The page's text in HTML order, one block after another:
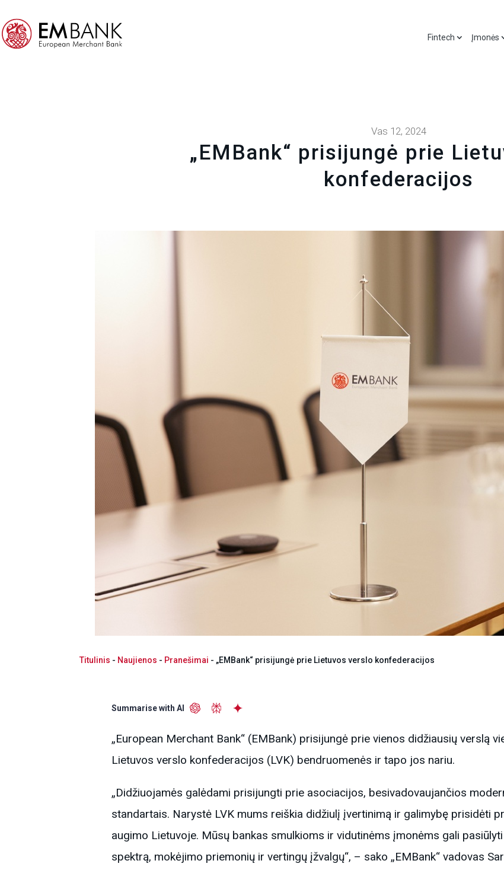
Fintech Įmonės
Vas 12, 2024
„EMBank“ prisijungė prie
konfederacijos
Titulinis - Naujienos - Pranešimai - „EMBank“ prisijungė prie Lietuvos verslo konfederacijos
Summarise with AI
„European Merchant Bank“ (EMBank) prisijungė prie vienos didžiausių verslą
Lietuvos verslo konfederacijos (LVK) bendruomenės ir tapo jos nariu.
„Didžiuojamės galėdami prisijungti prie asociacijos, besivadovaujančios
standartais. Narystė LVK mums reiškia didžiulį įvertinimą ir galimybę prisidėti
augimo Lietuvoje. Mūsų bankas smulkioms ir vidutinėms įmonėms gali
spektrą, mokėjimo priemonių ir vertingų įžvalgų“, – sako „EMBank“ vadovas